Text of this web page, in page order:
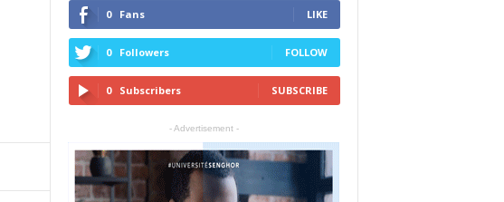
0 Fans LIKE
0 Followers FOLLOW
0 Subscribers SUBSCRIBE
- Advertisement -